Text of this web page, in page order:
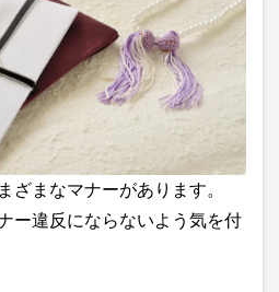
ざまなマナーがあります。
ー違反にならないよう気を付